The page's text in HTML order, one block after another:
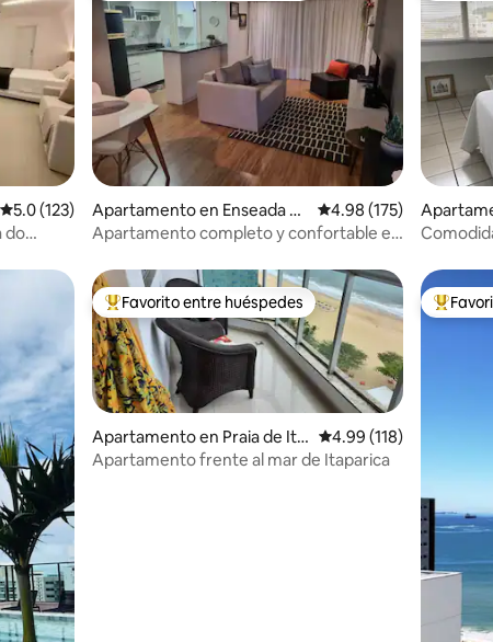
Calificación promedio: 5.0 de 5, 123 reseñas
5.0 (123)
do
Apartamento en Enseada do
Suá
Calificación promedio:
4.98 (175)
Apartamento completo y confortable en
to
Favorito entre huéspedes preferido
Favorito entre huéspedes
Apartamento en Praia de Ita
parica
Calificación promedio:
4.99 (118)
Apartamento frente al mar de Itaparica